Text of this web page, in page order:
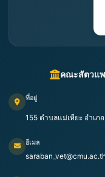
คณะสัตวแพ
ที่อยู่
155 ตำบลแม่เหียะ อำเภ
อีเมล